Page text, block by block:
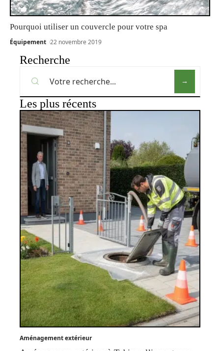
Pourquoi utiliser un couvercle pour votre spa
Équipement 22 novembre 2019
Recherche
Les plus récents
Aménagement extérieur